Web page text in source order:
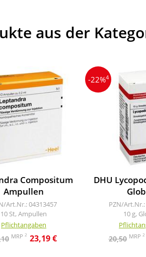
aus der
Compositum
Ampullen
Art.Nr.: 04313457
10 St, Ampullen
Pflichtangaben
MRP 2 23,19 €
-22%4
DHU
PZN/
10 g,
20,50 MRP 2